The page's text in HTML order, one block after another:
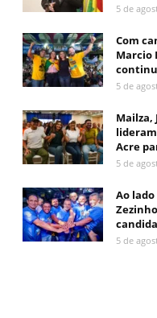
5 de
Com
Marcio
5 de
Mailza,
Acre
5 de
Ao
5 de